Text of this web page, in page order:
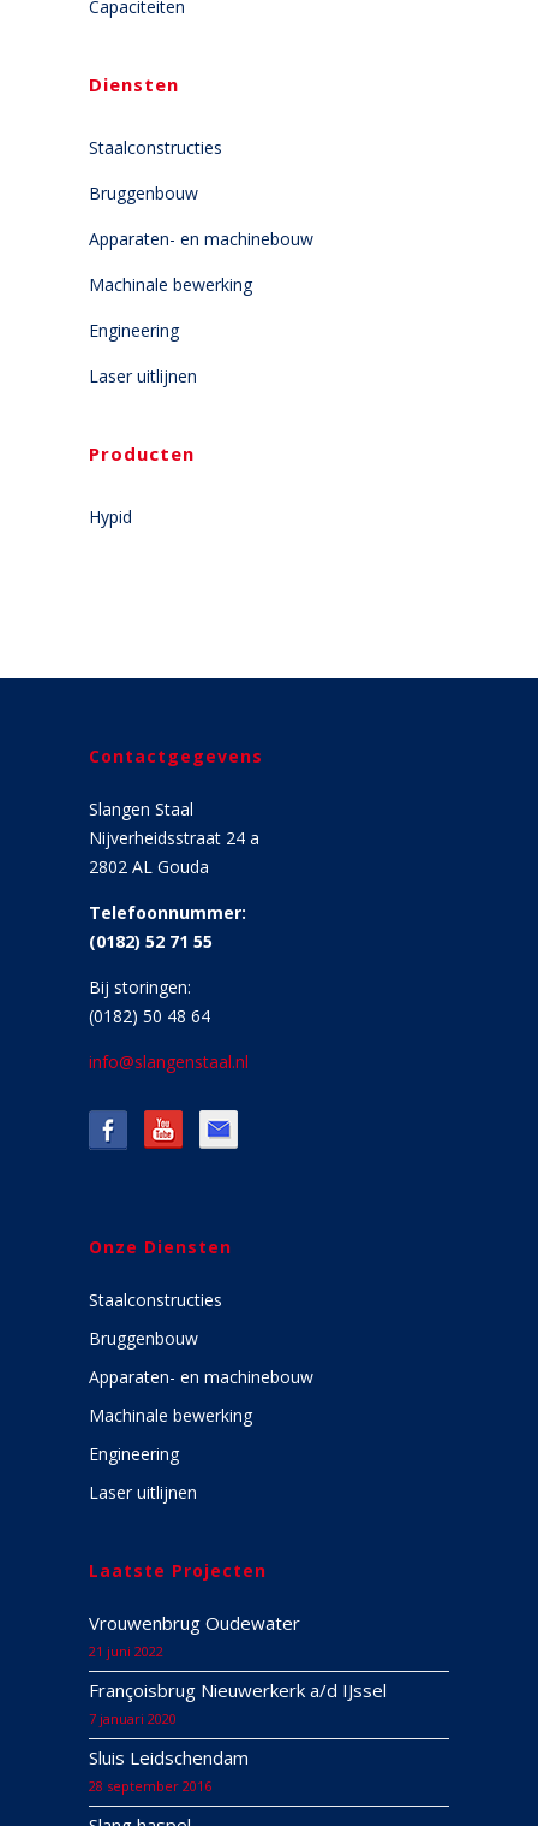
Capaciteiten
Diensten
Staalconstructies
Bruggenbouw
Apparaten- en machinebouw
Machinale bewerking
Engineering
Laser uitlijnen
Producten
Hypid
Contactgegevens
Slangen Staal
Nijverheidsstraat 24 a
2802 AL Gouda
Telefoonnummer:
(0182) 52 71 55
Bij storingen:
(0182) 50 48 64
info@slangenstaal.nl
Onze Diensten
Staalconstructies
Bruggenbouw
Apparaten- en machinebouw
Machinale bewerking
Engineering
Laser uitlijnen
Laatste Projecten
Vrouwenbrug Oudewater
21 juni 2022
Françoisbrug Nieuwerkerk a/d IJssel
7 januari 2020
Sluis Leidschendam
28 september 2016